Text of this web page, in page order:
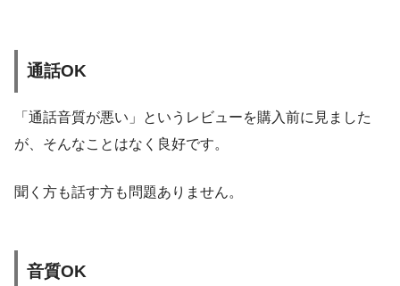
通話OK
「通話音質が悪い」というレビューを購入前に見ました
が、そんなことはなく良好です。
聞く方も話す方も問題ありません。
音質OK